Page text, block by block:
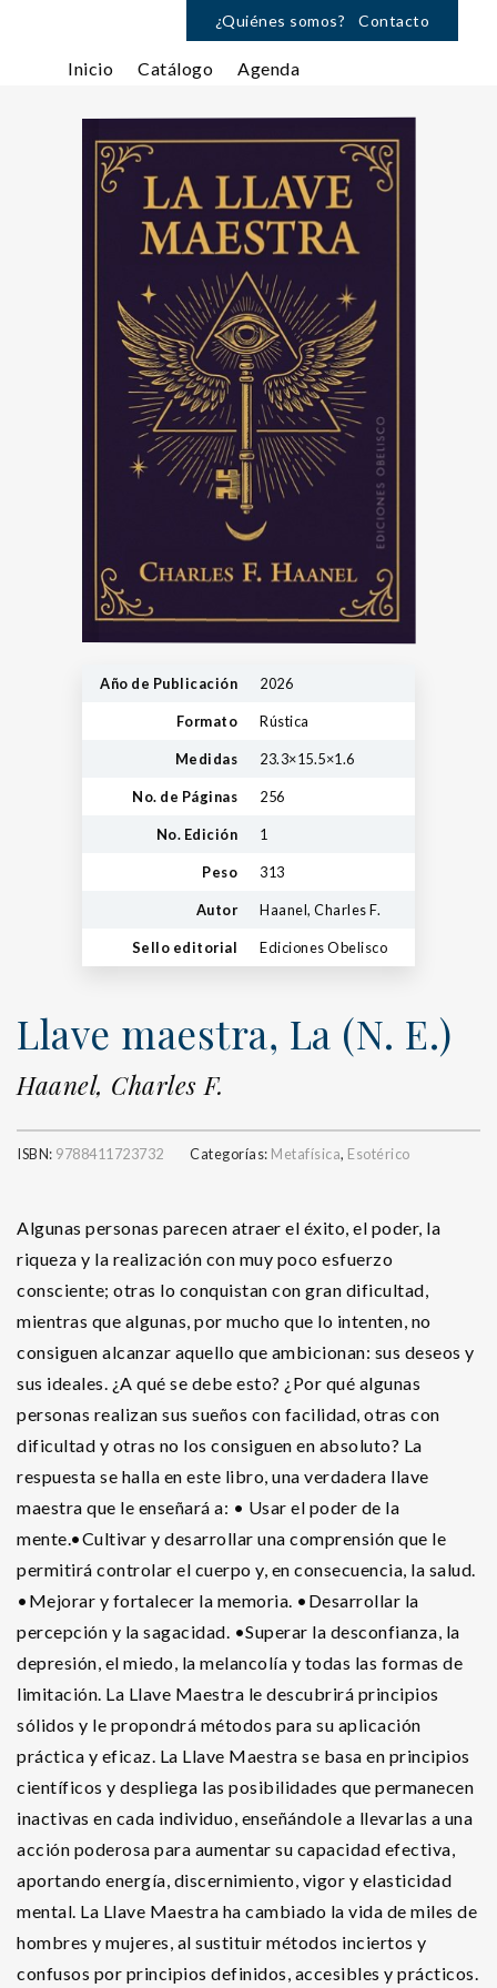
¿Quiénes somos? Contacto
Inicio Catálogo Agenda
Año de Publicación 2026
Formato Rústica
Medidas 23.3×15.5×1.6
No. de Páginas 256
No. Edición 1
Peso 313
Autor Haanel, Charles F.
Sello editorial Ediciones Obelisco
Llave maestra, La (N. E.)
Haanel, Charles F.
ISBN: 9788411723732 Categorías: Metafísica, Esotérico
Algunas personas parecen atraer el éxito, el poder, la
riqueza y la realización con muy poco esfuerzo
consciente; otras lo conquistan con gran dificultad,
mientras que algunas, por mucho que lo intenten, no
consiguen alcanzar aquello que ambicionan: sus deseos y
sus ideales. ¿A qué se debe esto? ¿Por qué algunas
personas realizan sus sueños con facilidad, otras con
dificultad y otras no los consiguen en absoluto? La
respuesta se halla en este libro, una verdadera llave
maestra que le enseñará a: • Usar el poder de la
mente.•Cultivar y desarrollar una comprensión que le
permitirá controlar el cuerpo y, en consecuencia, la salud.
•Mejorar y fortalecer la memoria. •Desarrollar la
percepción y la sagacidad. •Superar la desconfianza, la
depresión, el miedo, la melancolía y todas las formas de
limitación. La Llave Maestra le descubrirá principios
sólidos y le propondrá métodos para su aplicación
práctica y eficaz. La Llave Maestra se basa en principios
científicos y despliega las posibilidades que permanecen
inactivas en cada individuo, enseñándole a llevarlas a una
acción poderosa para aumentar su capacidad efectiva,
aportando energía, discernimiento, vigor y elasticidad
mental. La Llave Maestra ha cambiado la vida de miles de
hombres y mujeres, al sustituir métodos inciertos y
confusos por principios definidos, accesibles y prácticos.